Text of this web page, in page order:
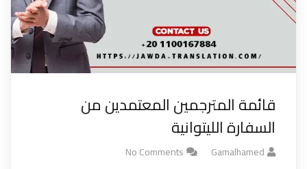
قائمة المترجمين المعتمدين من
السفارة الليتوانية
Gamalhamed
No Comments